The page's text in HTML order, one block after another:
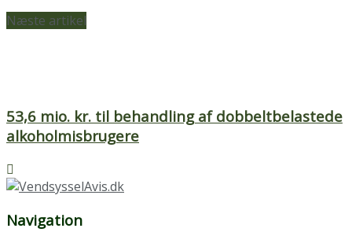
Næste artikel
53,6 mio. kr. til behandling af dobbeltbelastede
alkoholmisbrugere
Navigation